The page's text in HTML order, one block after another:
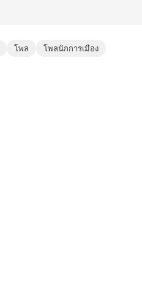
โพล โพลนักการเมือง